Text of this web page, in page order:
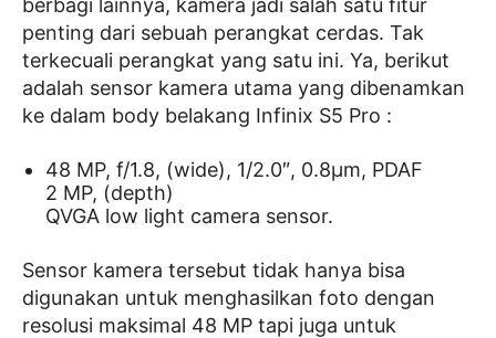
berbagi lainnya, kamera jadi salah satu fitur
penting dari sebuah perangkat cerdas. Tak
terkecuali perangkat yang satu ini. Ya, berikut
adalah sensor kamera utama yang dibenamkan
ke dalam body belakang Infinix S5 Pro :
48 MP, f/1.8, (wide), 1/2.0″, 0.8µm, PDAF
2 MP, (depth)
QVGA low light camera sensor.
Sensor kamera tersebut tidak hanya bisa
digunakan untuk menghasilkan foto dengan
resolusi maksimal 48 MP tapi juga untuk